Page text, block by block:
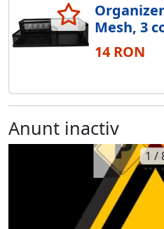
Mesh, 3
14 RON
Anunt inactiv
1 /